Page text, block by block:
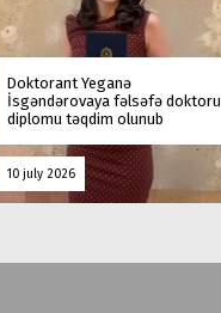
Doktorant Yeganə
İsgəndərovaya fəlsəfə doktoru
diplomu təqdim olunub
10 july 2026